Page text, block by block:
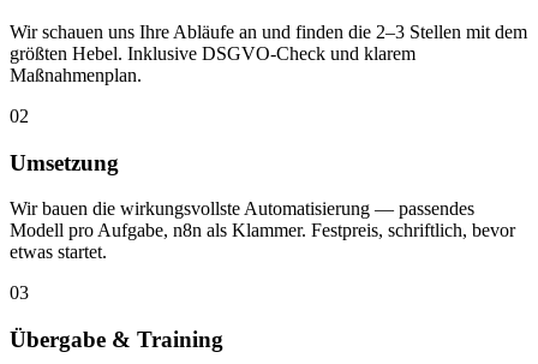
Wir schauen uns Ihre Abläufe an und finden die 2–3 Stellen mit dem
größten Hebel. Inklusive DSGVO-Check und klarem
Maßnahmenplan.
02
Umsetzung
Wir bauen die wirkungsvollste Automatisierung — passendes
Modell pro Aufgabe, n8n als Klammer. Festpreis, schriftlich, bevor
etwas startet.
03
Übergabe & Training